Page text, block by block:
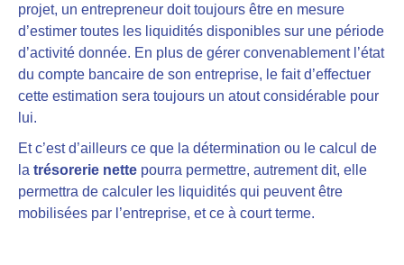
projet, un entrepreneur doit toujours être en mesure
d’estimer toutes les liquidités disponibles sur une période
d’activité donnée. En plus de gérer convenablement l’état
du compte bancaire de son entreprise, le fait d’effectuer
cette estimation sera toujours un atout considérable pour
lui.
Et c’est d’ailleurs ce que la détermination ou le calcul de
la trésorerie nette pourra permettre, autrement dit, elle
permettra de calculer les liquidités qui peuvent être
mobilisées par l’entreprise, et ce à court terme.